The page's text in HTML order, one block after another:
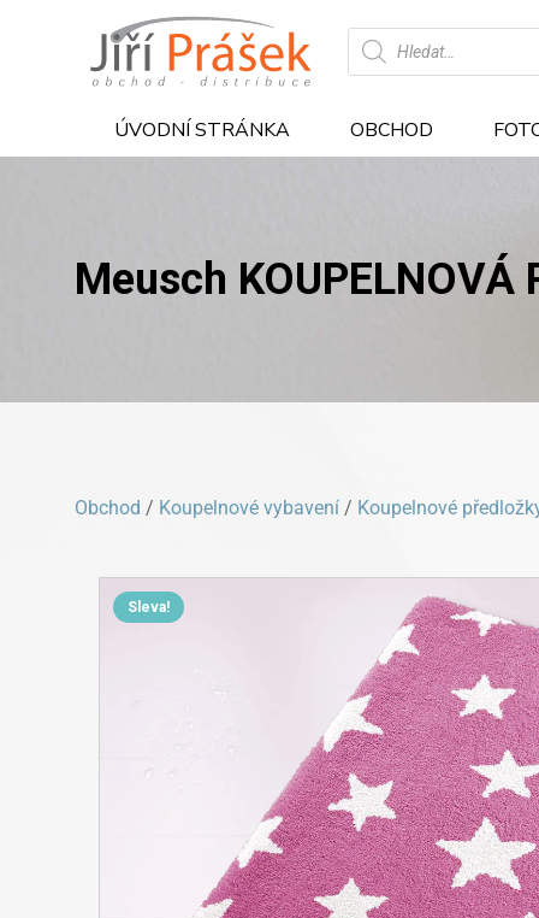
Products
search
ÚVODNÍ STRÁNKA OBCHOD
Meusch KOUPELNOVÁ
Obchod / Koupelnové vybavení / Koupelnové
Sleva!